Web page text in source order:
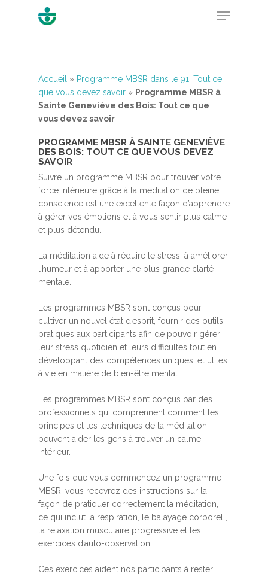
Hit enter to search or ESC to close
Accueil » Programme MBSR dans le 91: Tout ce
que vous devez savoir » Programme MBSR à
Sainte Geneviève des Bois: Tout ce que
vous devez savoir
PROGRAMME MBSR À SAINTE GENEVIÈVE
DES BOIS: TOUT CE QUE VOUS DEVEZ
SAVOIR
Suivre un programme MBSR pour trouver votre
force intérieure grâce à la méditation de pleine
conscience est une excellente façon d’apprendre
à gérer vos émotions et à vous sentir plus calme
et plus détendu.
La méditation aide à réduire le stress, à améliorer
l’humeur et à apporter une plus grande clarté
mentale.
Les programmes MBSR sont conçus pour
cultiver un nouvel état d’esprit, fournir des outils
pratiques aux participants afin de pouvoir gérer
leur stress quotidien et leurs difficultés tout en
développant des compétences uniques, et utiles
à vie en matière de bien-être mental.
Les programmes MBSR sont conçus par des
professionnels qui comprennent comment les
principes et les techniques de la méditation
peuvent aider les gens à trouver un calme
intérieur.
Une fois que vous commencez un programme
MBSR, vous recevrez des instructions sur la
façon de pratiquer correctement la méditation,
ce qui inclut la respiration, le balayage corporel ,
la relaxation musculaire progressive et les
exercices d’auto-observation.
Ces exercices aident nos participants à rester